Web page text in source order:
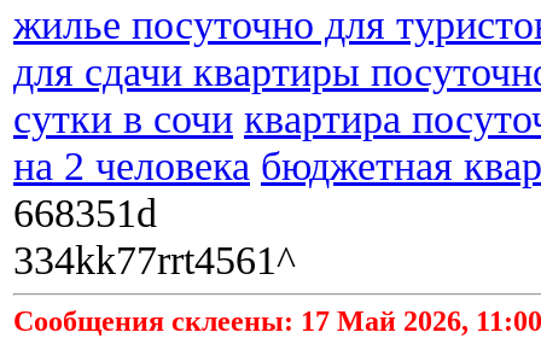
жилье посуточно для
для сдачи квартиры
сутки в сочи квартира
на 2 человека бюджетная
668351d
334kk77rrt4561^
Сообщения склеены: 17 Май 2026,